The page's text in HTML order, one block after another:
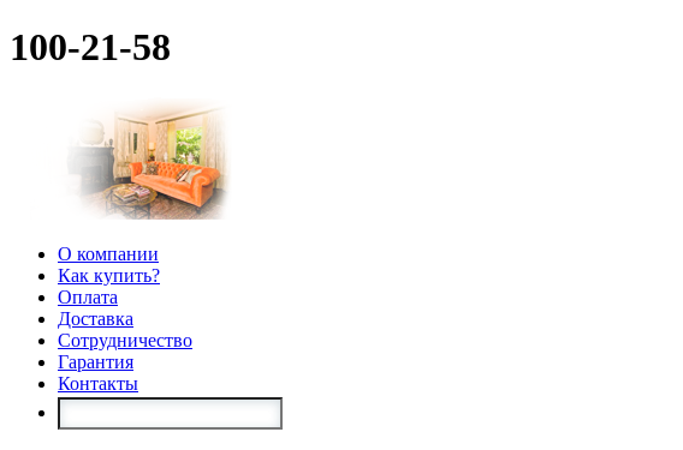
100-21-58
О компании
Как купить?
Оплата
Доставка
Сотрудничество
Гарантия
Контакты